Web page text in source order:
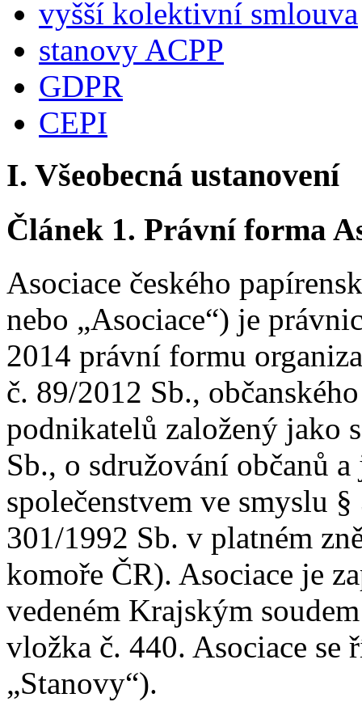
vyšší kolektivní smlouva
stanovy ACPP
GDPR
CEPI
I. Všeobecná ustanovení
Článek 1. Právní forma
Asociace českého
nebo „Asociace“) je
2014 právní formu
č. 89/2012 Sb.,
podnikatelů založený jako
Sb., o sdružování občanů
společenstvem ve smyslu
301/1992 Sb. v platném
komoře ČR). Asociace je
vedeném Krajským
vložka č. 440. Asociace se
„Stanovy“).